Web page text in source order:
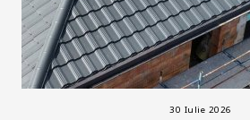
30 Iulie 2026